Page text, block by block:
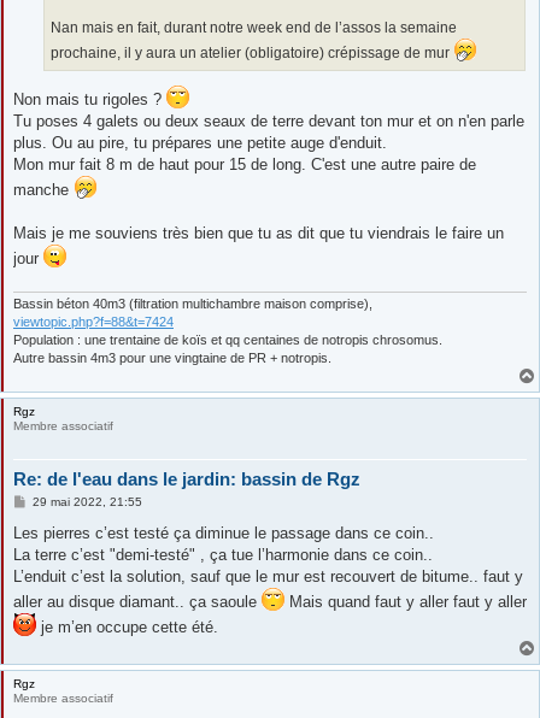
Nan mais en fait, durant notre week end de l’assos la semaine
prochaine, il y aura un atelier (obligatoire) crépissage de mur
Non mais tu rigoles ?
Tu poses 4 galets ou deux seaux de terre devant ton mur et on n'en parle
plus. Ou au pire, tu prépares une petite auge d'enduit.
Mon mur fait 8 m de haut pour 15 de long. C'est une autre paire de
manche
Mais je me souviens très bien que tu as dit que tu viendrais le faire un
jour
Bassin béton 40m3 (filtration multichambre maison comprise),
viewtopic.php?f=88&t=7424
Population : une trentaine de koïs et qq centaines de notropis chrosomus.
Autre bassin 4m3 pour une vingtaine de PR + notropis.
Rgz
Membre associatif
Re: de l'eau dans le jardin: bassin de Rgz
M
s
a
g
29 mai 2022, 21:55
Les pierres c’est testé ça diminue le passage dans ce coin..
La terre c’est "demi-testé" , ça tue l’harmonie dans ce coin..
L’enduit c’est la solution, sauf que le mur est recouvert de bitume.. faut y
aller au disque diamant.. ça saoule
Mais quand faut y aller faut y aller
je m’en occupe cette été.
Rgz
Membre associatif